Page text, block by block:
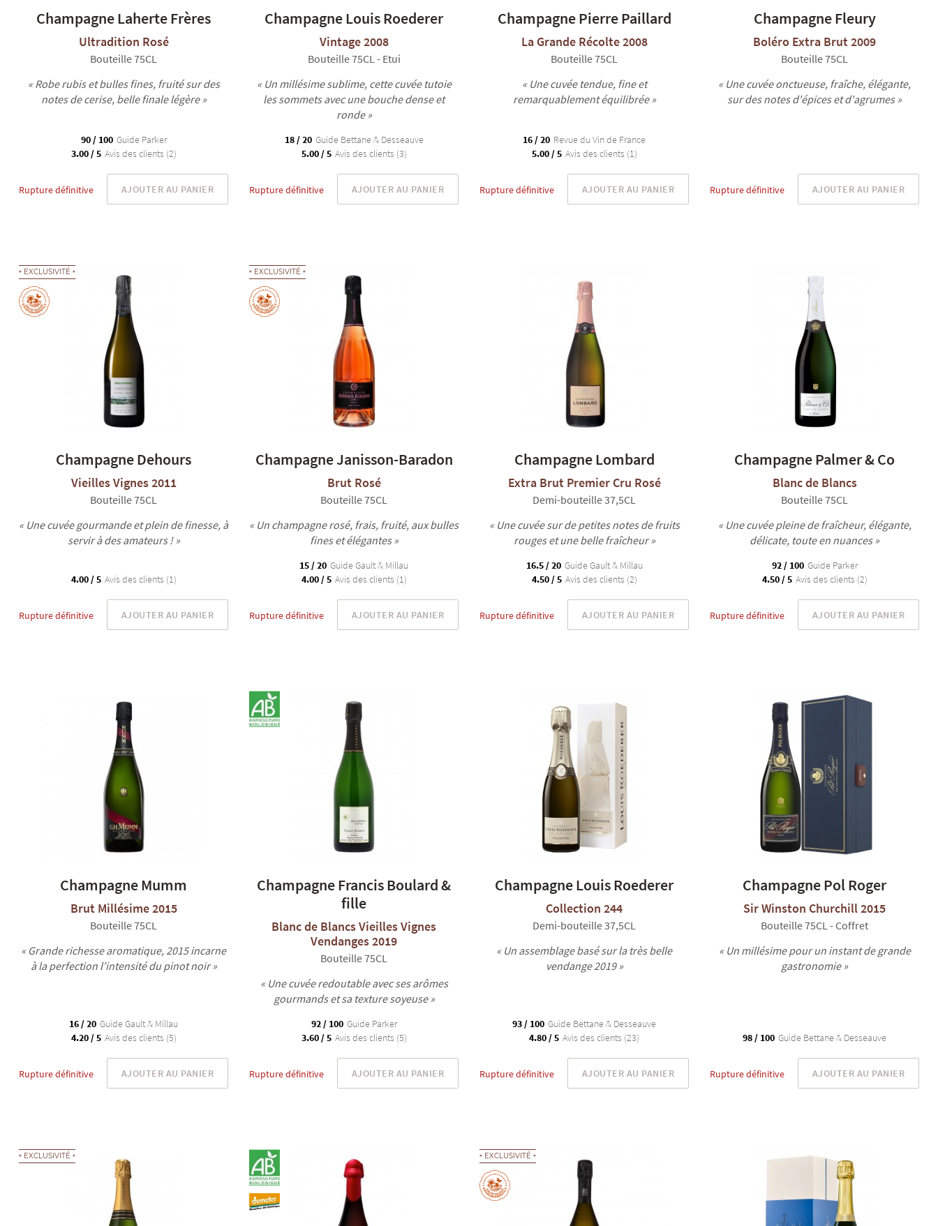
Champagne Laherte Frères
Ultradition Rosé
Bouteille 75CL
« Robe rubis et bulles fines, fruité sur des
notes de cerise, belle finale légère »
90 / 100 Guide Parker
3.00 / 5 Avis des clients (2)
Rupture définitive AJOUTER AU PANIER
Champagne Louis Roederer
Vintage 2008
Bouteille 75CL - Etui
« Un millésime sublime, cette cuvée tutoie
les sommets avec une bouche dense et
ronde »
18 / 20 Guide Bettane & Desseauve
5.00 / 5 Avis des clients (3)
Rupture définitive AJOUTER AU PANIER
Champagne Pierre Paillard
La Grande Récolte 2008
Bouteille 75CL
« Une cuvée tendue, fine et
remarquablement équilibrée »
16 / 20 Revue du Vin de France
5.00 / 5 Avis des clients (1)
Rupture définitive AJOUTER AU PANIER
Champagne Fleury
Boléro Extra Brut 2009
Bouteille 75CL
« Une cuvée onctueuse, fraîche, élégante,
sur des notes d'épices et d'agrumes »
Rupture définitive AJOUTER AU PANIER
EXCLUSIVITÉ
Champagne Dehours
Vieilles Vignes 2011
Bouteille 75CL
« Une cuvée gourmande et plein de finesse, à
servir à des amateurs ! »
4.00 / 5 Avis des clients (1)
Rupture définitive AJOUTER AU PANIER
EXCLUSIVITÉ
Champagne Janisson-Baradon
Brut Rosé
Bouteille 75CL
« Un champagne rosé, frais, fruité, aux bulles
fines et élégantes »
15 / 20 Guide Gault & Millau
4.00 / 5 Avis des clients (1)
Rupture définitive AJOUTER AU PANIER
Champagne Lombard
Extra Brut Premier Cru Rosé
Demi-bouteille 37,5CL
« Une cuvée sur de petites notes de fruits
rouges et une belle fraîcheur »
16.5 / 20 Guide Gault & Millau
4.50 / 5 Avis des clients (2)
Rupture définitive AJOUTER AU PANIER
Champagne Palmer & Co
Blanc de Blancs
Bouteille 75CL
« Une cuvée pleine de fraîcheur, élégante,
délicate, toute en nuances »
92 / 100 Guide Parker
4.50 / 5 Avis des clients (2)
Rupture définitive AJOUTER AU PANIER
Champagne Mumm
Brut Millésime 2015
Bouteille 75CL
« Grande richesse aromatique, 2015 incarne
à la perfection l’intensité du pinot noir »
16 / 20 Guide Gault & Millau
4.20 / 5 Avis des clients (5)
Rupture définitive AJOUTER AU PANIER
Champagne Francis Boulard &
fille
Blanc de Blancs Vieilles Vignes
Vendanges 2019
Bouteille 75CL
« Une cuvée redoutable avec ses arômes
gourmands et sa texture soyeuse »
92 / 100 Guide Parker
3.60 / 5 Avis des clients (5)
Rupture définitive AJOUTER AU PANIER
Champagne Louis Roederer
Collection 244
Demi-bouteille 37,5CL
« Un assemblage basé sur la très belle
vendange 2019 »
93 / 100 Guide Bettane & Desseauve
4.80 / 5 Avis des clients (23)
Rupture définitive AJOUTER AU PANIER
Champagne Pol Roger
Sir Winston Churchill 2015
Bouteille 75CL - Coffret
« Un millésime pour un instant de grande
gastronomie »
98 / 100 Guide Bettane & Desseauve
Rupture définitive AJOUTER AU PANIER
EXCLUSIVITÉ EXCLUSIVITÉ